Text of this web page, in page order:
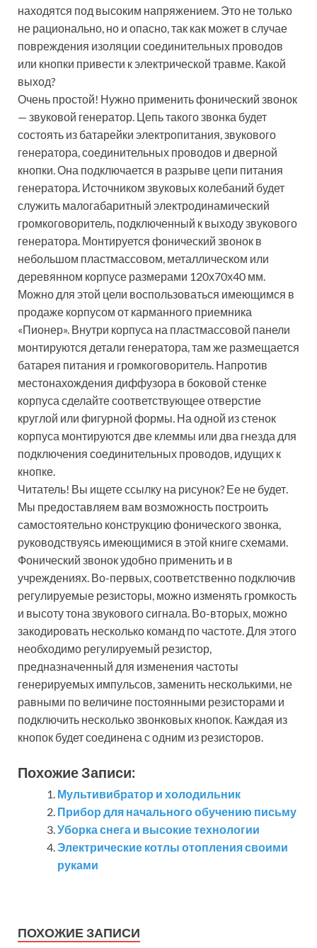
находятся под высоким напряжением. Это не только
не рационально, но и опасно, так как может в случае
повреждения изоляции соединительных проводов
или кнопки привести к электрической травме. Какой
выход?
Очень простой! Нужно применить фонический звонок
— звуковой генератор. Цепь такого звонка будет
состоять из батарейки электропитания, звукового
генератора, соединительных проводов и дверной
кнопки. Она подключается в разрыве цепи питания
генератора. Источником звуковых колебаний будет
служить малогабаритный электродинамический
громкоговоритель, подключенный к выходу звукового
генератора. Монтируется фонический звонок в
небольшом пластмассовом, металлическом или
деревянном корпусе размерами 120х70х40 мм.
Можно для этой цели воспользоваться имеющимся в
продаже корпусом от карманного приемника
«Пионер». Внутри корпуса на пластмассовой панели
монтируются детали генератора, там же размещается
батарея питания и громкоговоритель. Напротив
местонахождения диффузора в боковой стенке
корпуса сделайте соответствующее отверстие
круглой или фигурной формы. На одной из стенок
корпуса монтируются две клеммы или два гнезда для
подключения соединительных проводов, идущих к
кнопке.
Читатель! Вы ищете ссылку на рисунок? Ее не будет.
Мы предоставляем вам возможность построить
самостоятельно конструкцию фонического звонка,
руководствуясь имеющимися в этой книге схемами.
Фонический звонок удобно применить и в
учреждениях. Во-первых, соответственно подключив
регулируемые резисторы, можно изменять громкость
и высоту тона звукового сигнала. Во-вторых, можно
закодировать несколько команд по частоте. Для этого
необходимо регулируемый резистор,
предназначенный для изменения частоты
генерируемых импульсов, заменить несколькими, не
равными по величине постоянными резисторами и
подключить несколько звонковых кнопок. Каждая из
кнопок будет соединена с одним из резисторов.
Похожие Записи:
Мультивибратор и холодильник
Прибор для начального обучению письму
Уборка снега и высокие технологии
Электрические котлы отопления своими
руками
ПОХОЖИЕ ЗАПИСИ